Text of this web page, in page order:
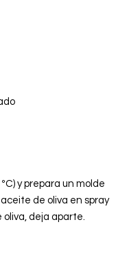
y prepara un molde
de oliva en spray
deja aparte.